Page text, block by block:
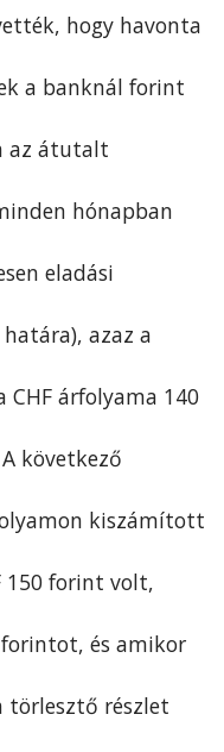
hogy havonta
a banknál forint
az átutalt
hónapban
eladási
azaz a
árfolyama 140
következő
kiszámított
150 forint volt,
és amikor
törlesztő részlet